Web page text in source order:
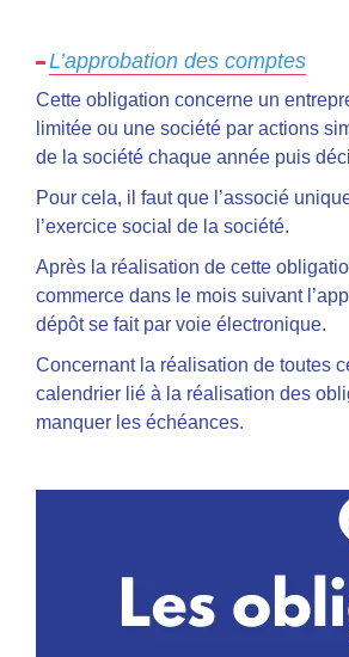
L’approbation des comptes
Cette obligation concerne un
limitée ou une société par actions
de la société chaque année puis
Pour cela, il faut que l’associé
l’exercice social de la société.
Après la réalisation de cette
commerce dans le mois suivant
dépôt se fait par voie électronique.
Concernant la réalisation de toutes
calendrier lié à la réalisation des
manquer les échéances.